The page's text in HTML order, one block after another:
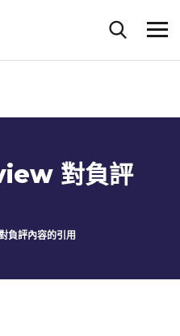
對負評
負評內容的引用